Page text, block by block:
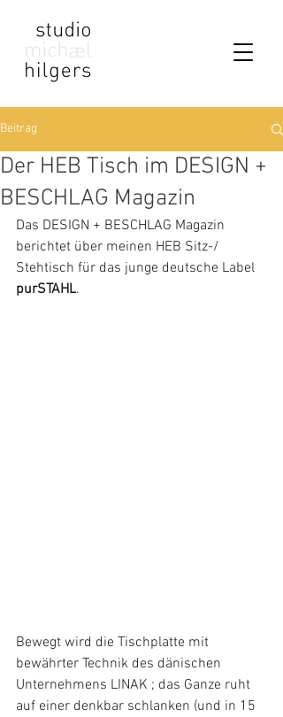
Beitrag
Der HEB Tisch im DESIGN +
BESCHLAG Magazin
Das DESIGN + BESCHLAG Magazin
berichtet über meinen HEB Sitz-/
Stehtisch für das junge deutsche Label
purSTAHL.
Bewegt wird die Tischplatte mit
bewährter Technik des dänischen
Unternehmens LINAK ; das Ganze ruht
auf einer denkbar schlanken (und in 15